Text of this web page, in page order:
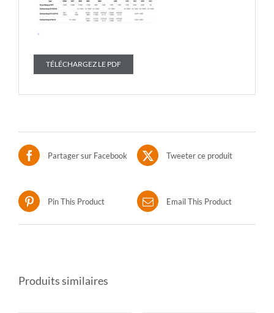
TÉLÉCHARGEZ LE PDF
Partager sur Facebook Tweeter ce produit
Pin This Product Email This Product
Produits similaires